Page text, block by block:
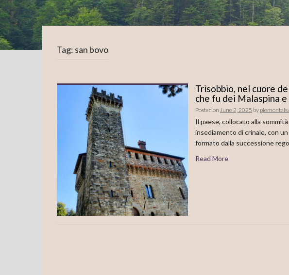
Tag: san bovo
Trisobbio, nel cuore
che fu dei Malaspina
Posted on June 2, 2025 by
Il paese, collocato alla
insediamento di crinale, con
formato dalla successione
Read More